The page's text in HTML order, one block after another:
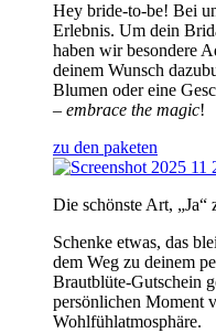
Hey bride-to-be! Bei
Erlebnis. Um dein
haben wir besondere
deinem Wunsch
Blumen oder eine
– embrace the magic!
zu den paketen
Die schönste Art, „Ja“
Schenke etwas, das
dem Weg zu deinem
Brautblüte-Gutschein
persönlichen Moment
Wohlfühlatmosphäre.